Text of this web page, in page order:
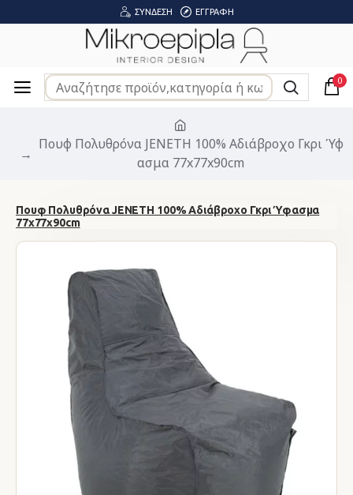
ΣΎΝΔΕΣΗ ΕΓΓΡΑΦΉ
0
Πουφ Πολυθρόνα JENETH 100% Αδιάβροχο Γκρι Ύφ
ασμα 77x77x90cm
Πουφ Πολυθρόνα JENETH 100% Αδιάβροχο Γκρι Ύφασμα
77x77x90cm